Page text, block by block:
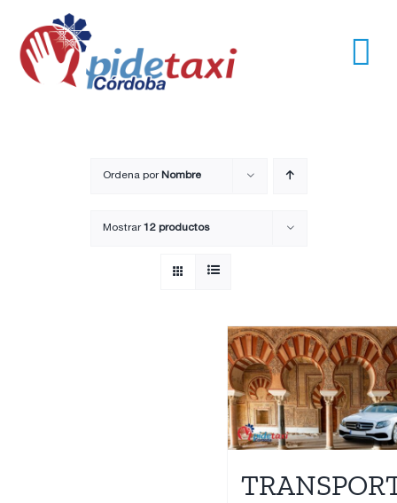
contenido
Ordena por Nombre
Mostrar12 productos